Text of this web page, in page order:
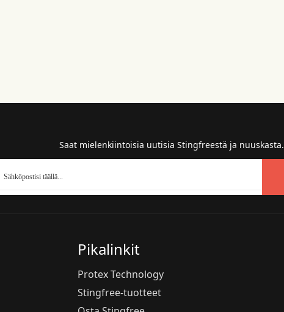
Saat mielenkiintoisia uutisia Stingfreestä ja nuuskasta.
Pikalinkit
Protex Technology
Stingfree-tuotteet